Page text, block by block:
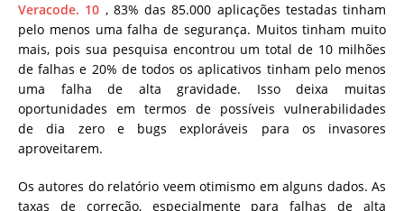
Veracode. 10 , 83% das 85.000 aplicações testadas tinham
pelo menos uma falha de segurança. Muitos tinham muito
mais, pois sua pesquisa encontrou um total de 10 milhões
de falhas e 20% de todos os aplicativos tinham pelo menos
uma falha de alta gravidade. Isso deixa muitas
oportunidades em termos de possíveis vulnerabilidades
de dia zero e bugs exploráveis ​​para os invasores
aproveitarem.
Os autores do relatório veem otimismo em alguns dados. As
taxas de correção, especialmente para falhas de alta